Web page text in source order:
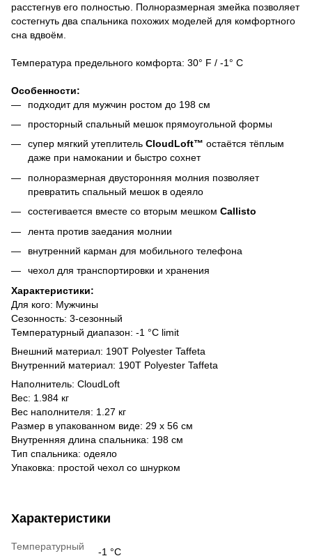
расстегнув его полностью. Полноразмерная змейка позволяет
состегнуть два спальника похожих моделей для комфортного
сна вдвоём.
Температура предельного комфорта: 30° F / -1° C
Особенности:
подходит для мужчин ростом до 198 см
просторный спальный мешок прямоугольной формы
супер мягкий утеплитель CloudLoft™ остаётся тёплым
даже при намокании и быстро сохнет
полноразмерная двусторонняя молния позволяет
превратить спальный мешок в одеяло
состегивается вместе со вторым мешком Callisto
лента против заедания молнии
внутренний карман для мобильного телефона
чехол для транспортировки и хранения
Характеристики:
Для кого: Мужчины
Сезонность: 3-сезонный
Температурный диапазон: -1 °C limit
Внешний материал: 190T Polyester Taffeta
Внутренний материал: 190T Polyester Taffeta
Наполнитель: CloudLoft
Вес: 1.984 кг
Вес наполнителя: 1.27 кг
Размер в упакованном виде: 29 х 56 см
Внутренняя длина спальника: 198 см
Тип спальника: одеяло
Упаковка: простой чехол со шнурком
Характеристики
Температурный
-1 °C